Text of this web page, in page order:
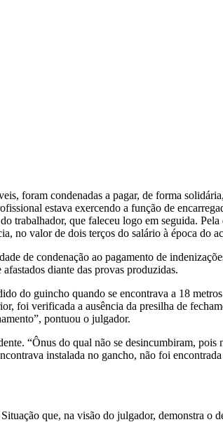
foram condenadas a pagar, de forma
estava exercendo a função de
trabalhador, que faleceu logo em seguida. Pela
no valor de dois terços do salário à época do
de condenação ao pagamento de
diante das provas produzidas.
do guincho quando se encontrava a 18
foi verificada a ausência da presilha de
pontuou o julgador.
“Ônus do qual não se desincumbiram, pois
instalada no gancho, não foi
que, na visão do julgador, demonstra o